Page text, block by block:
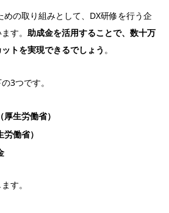
めの取り組みとして、DX研修を行う企
す。 助成金を活用することで、数十万
トを実現できるでしょう 。
3つです。
生労働省）
働省）
す。